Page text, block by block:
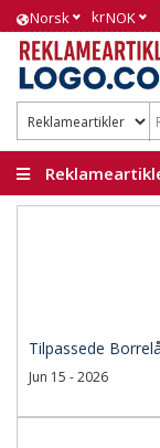
Norsk krNOK
Tilpassede
Jun 15 - 2026